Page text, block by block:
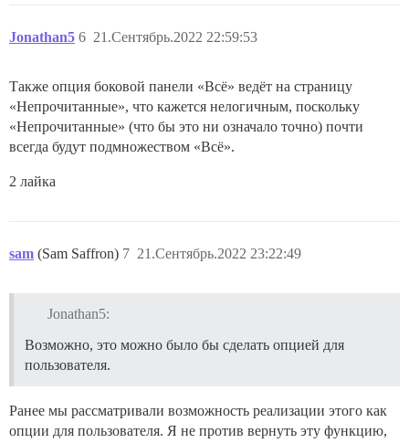
Jonathan5 21.Сентябрь.2022 22:59:53
6
Также опция боковой панели «Всё» ведёт на страницу
«Непрочитанные», что кажется нелогичным, поскольку
«Непрочитанные» (что бы это ни означало точно) почти
всегда будут подмножеством «Всё».
2 лайка
sam (Sam Saffron) 21.Сентябрь.2022 23:22:49
7
Jonathan5:
Возможно, это можно было бы сделать опцией для
пользователя.
Ранее мы рассматривали возможность реализации этого как
опции для пользователя. Я не против вернуть эту функцию,